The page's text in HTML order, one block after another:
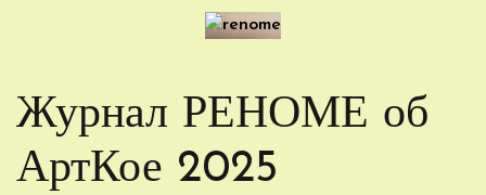
Журнал РЕНОМЕ об
АртКое 2025